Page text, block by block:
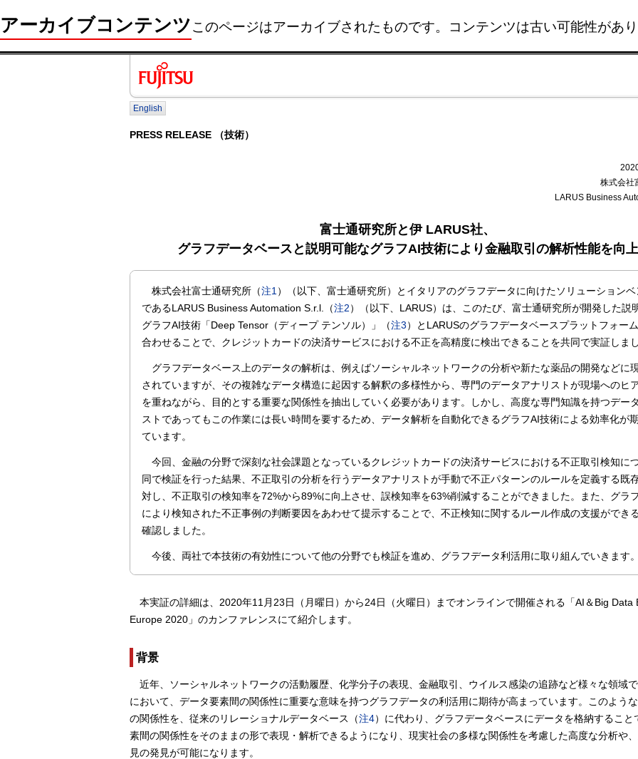
アーカイブコンテンツこのページはアーカイブされたものです。コンテンツは古い可能性があり
English
PRESS RELEASE （技術）
株式会社
LARUS Business
富士通研究所と伊 LARUS社、
グラフデータベースと説明可能なグラフAI技術により金融取引の解析性能を向上
株式会社富士通研究所（注1 ）（以下、富士通研究所）とイタリアのグラフデータに向けたソリューションベ
であるLARUS Business Automation S.r.l.（注2）（以下、LARUS）は、このたび、富士通研究所が開発した説
グラフAI技術「Deep Tensor（ディープ テンソル）」（注3）とLARUSのグラフデータベースプラットフォー
合わせることで、クレジットカードの決済サービスにおける不正を高精度に検出できることを共同で実証しまし
グラフデータベース上のデータの解析は、例えばソーシャルネットワークの分析や新たな薬品の開発などに
されていますが、その複雑なデータ構造に起因する解釈の多様性から、専門のデータアナリストが現場へのヒ
を重ねながら、目的とする重要な関係性を抽出していく必要があります。しかし、高度な専門知識を持つデー
ストであってもこの作業には長い時間を要するため、データ解析を自動化できるグラフAI技術による効率化が
ています。
今回、金融の分野で深刻な社会課題となっているクレジットカードの決済サービスにおける不正取引検知に
同で検証を行った結果、不正取引の分析を行うデータアナリストが手動で不正パターンのルールを定義する既
対し、不正取引の検知率を72%から89%に向上させ、誤検知率を63%削減することができました。また、グラ
により検知された不正事例の判断要因をあわせて提示することで、不正検知に関するルール作成の支援ができ
確認しました。
今後、両社で本技術の有効性について他の分野でも検証を進め、グラフデータ利活用に取り組んでいきます。
本実証の詳細は、2020年11月23日（月曜日）から24日（火曜日）までオンラインで開催される「AI＆Big Data
Europe 2020」のカンファレンスにて紹介します。
背景
近年、ソーシャルネットワークの活動履歴、化学分子の表現、金融取引、ウイルス感染の追跡など様々な領域
において、データ要素間の関係性に重要な意味を持つグラフデータの利活用に期待が高まっています。このよう
の関係性を、従来のリレーショナルデータベース（注4）に代わり、グラフデータベースにデータを格納すること
素間の関係性をそのままの形で表現・解析できるようになり、現実社会の多様な関係性を考慮した高度な分析や
見の発見が可能になります。